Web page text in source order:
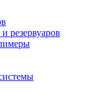
резервуаров